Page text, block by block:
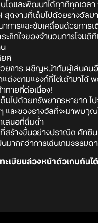
โตและพัฒนาได้ทุกที่ทุกเวล
สุดงามที่เต็มไปด้วยรางวัลม
การและขับเคลื่อนด้วยการเ
ะทึกใจของจำนวนการโจม
น
ยศ
การเผชิญหน้ากับผู้เล่นคนอื่
ต่งตามแรงก์ที่ไต่เต้ามาได้
ทายที่ต่อเนื่อง!
มไปด้วยทรัพยากรหายาก ไ
และของรางวัลที่จะมาพบคุ
เสนอที่ดื่มด่ำ
สร้างขึ้นอย่างปราณีต คัทซีน
มากกว่าการเล่นเกมธรรมด
ะเบียนล่วงหน้าตัวเกมกันไ